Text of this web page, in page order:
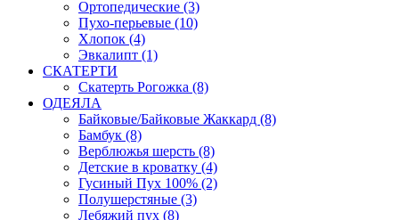
Ортопедические (3)
Пухо-перьевые (10)
Хлопок (4)
Эвкалипт (1)
СКАТЕРТИ
Скатерть Рогожка (8)
ОДЕЯЛА
Байковые/Байковые Жаккард (8)
Бамбук (8)
Верблюжья шерсть (8)
Детские в кроватку (4)
Гусиный Пух 100% (2)
Полушерстяные (3)
Лебяжий пух (8)